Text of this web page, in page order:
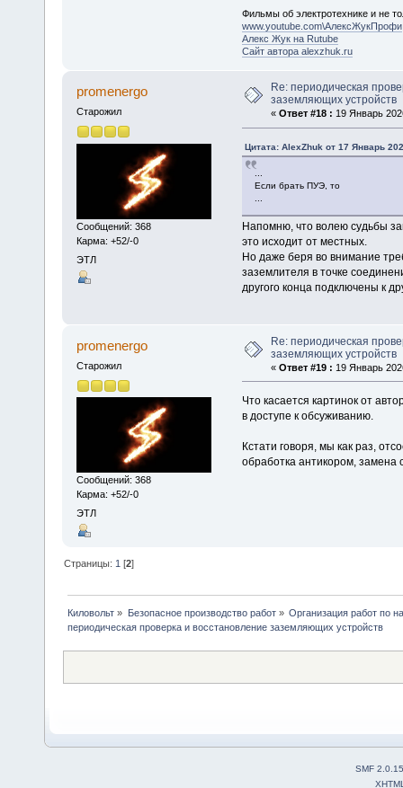
Фильмы об электротехнике и не
www.youtube.com\АлексЖукПрофи
Алекс Жук на Rutube
Сайт автора alexzhuk.ru
promenergo
Старожил
Сообщений: 368
Карма: +52/-0
ЭТЛ
Re: периодическая
заземляющих устройств
« Ответ #18 : 19 Январь
Цитата: AlexZhuk от 17 Январь
...
Если брать ПУЭ, то
...
Напомню, что волею судьбы
это исходит от местных.
Но даже беря во внимание
заземлителя в точке
другого конца подключены к
promenergo
Старожил
Сообщений: 368
Карма: +52/-0
ЭТЛ
Re: периодическая
заземляющих устройств
« Ответ #19 : 19 Январь
Что касается картинок от
в доступе к обсуживанию.
Кстати говоря, мы как раз,
обработка антикором, замена
Страницы:1 [2]
Киловольт » Безопасное производство работ» Организация работ по
периодическая проверка и восстановление заземляющих устройств
SMF 2.0.15